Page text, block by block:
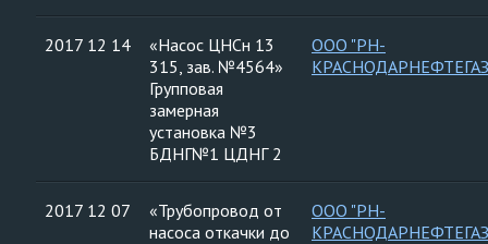
2017 12 14
«Насос ЦНСн 13
315, зав. №4564»
Групповая
замерная
установка №3
БДНГ№1 ЦДНГ 2
ООО "РН-
2017 12 07
«Трубопровод от
насоса откачки до
ООО "РН-